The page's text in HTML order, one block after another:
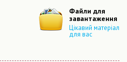
Файли для
завантаження
Цікавий матеріал
для вас